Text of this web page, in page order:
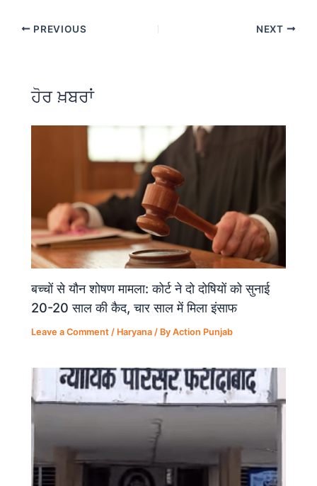
c
e
o
o
k
at
s
p
p
ar
e
PREVIOUS NEXT
ਹੋਰ ਖ਼ਬਰਾਂ
बच्चों से यौन शोषण मामला: कोर्ट ने दो दोषियों को सुनाई
20-20 साल की कैद, चार साल में मिला इंसाफ
Leave a Comment / Haryana / ByAction Punjab